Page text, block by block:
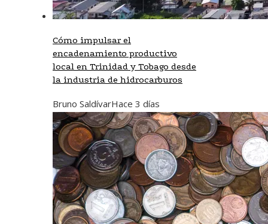
Cómo impulsar el
encadenamiento productivo
local en Trinidad y Tobago desde
la industria de hidrocarburos
Bruno SaldívarHace 3 días